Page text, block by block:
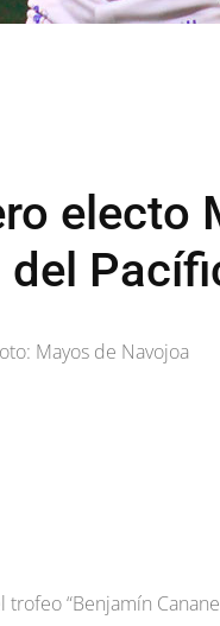
electo
del
Mayos de Navojoa
“Benjamín